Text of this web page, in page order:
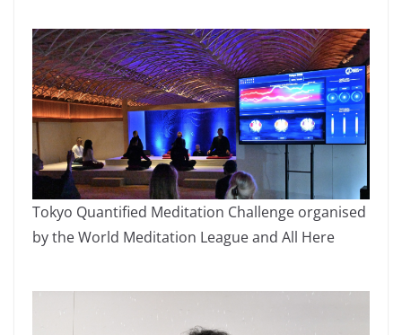
Tokyo Quantified Meditation Challenge organised
by the World Meditation League and All Here